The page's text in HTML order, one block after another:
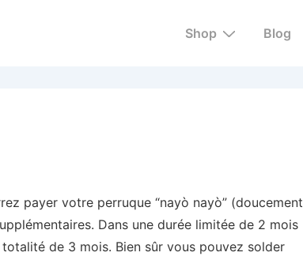
MainShop Blog
payer votre perruque “nayò nayò” (doucement
Dans une durée limitée de 2 mois
de 3 mois. Bien sûr vous pouvez solder